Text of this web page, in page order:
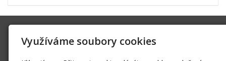
Na Spádu 2069/9, 40011 Ústí nad Labem
Využíváme soubory cookies